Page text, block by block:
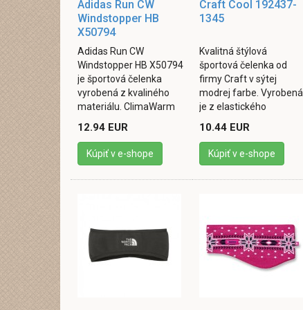
Adidas Run CW
Windstopper HB
X50794
Adidas Run CW
Windstopper HB X50794
je športová čelenka
vyrobená z kvaliného
materiálu. ClimaWarm
teplo vytvorené telom a
udržuje ho u neho. ...
12.94 EUR
Kúpiť v e-shope
Craft Cool 192437-
1345
Kvalitná štýlová
športová čelenka od
firmy Craft v sýtej
modrej farbe. Vyrobená
je z elastického
dotyk.Má zabudovaný
chladivý účinok. ...
10.44 EUR
Kúpiť v e-shope